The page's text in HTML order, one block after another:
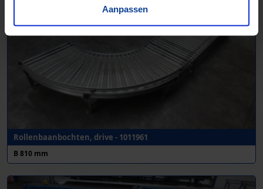
Aanpassen
Rollenbaanbochten, drive - 1011961
B 810 mm